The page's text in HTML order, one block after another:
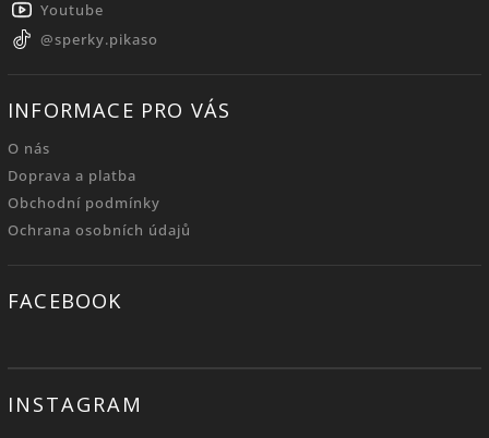
Youtube
@sperky.pikaso
INFORMACE PRO VÁS
O nás
Doprava a platba
Obchodní podmínky
Ochrana osobních údajů
FACEBOOK
INSTAGRAM